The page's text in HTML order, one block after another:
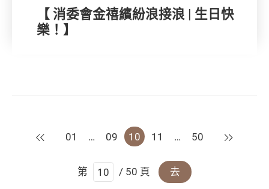
【 消委會金禧繽紛浪接浪 | 生日快
樂！】
上一頁
01 … 09 10 11 … 50 下一頁
第 / 50 頁 去